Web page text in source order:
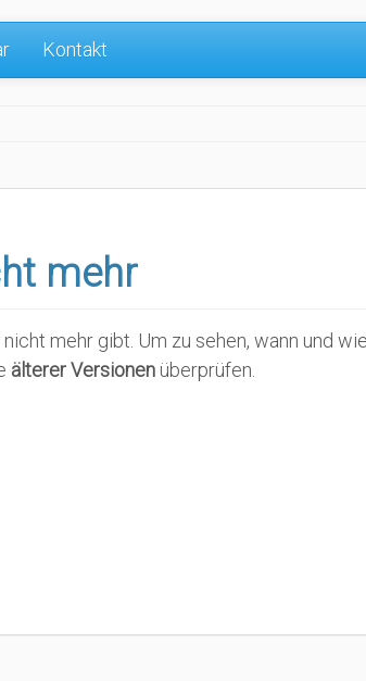
Kontakt
mehr
mehr gibt. Um zu sehen, wann und
älterer Versionen überprüfen.